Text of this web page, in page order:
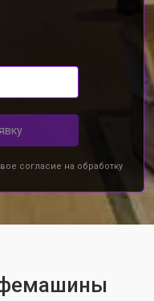
согласие на обработку